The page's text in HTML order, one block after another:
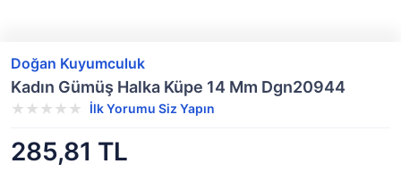
Doğan Kuyumculuk
Kadın Gümüş Halka Küpe 14 Mm Dgn20944
İlk Yorumu Siz Yapın
285,81 TL